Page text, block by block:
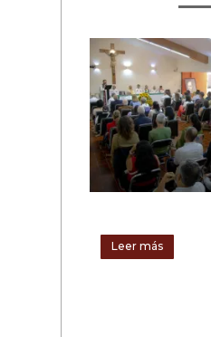
Leer más